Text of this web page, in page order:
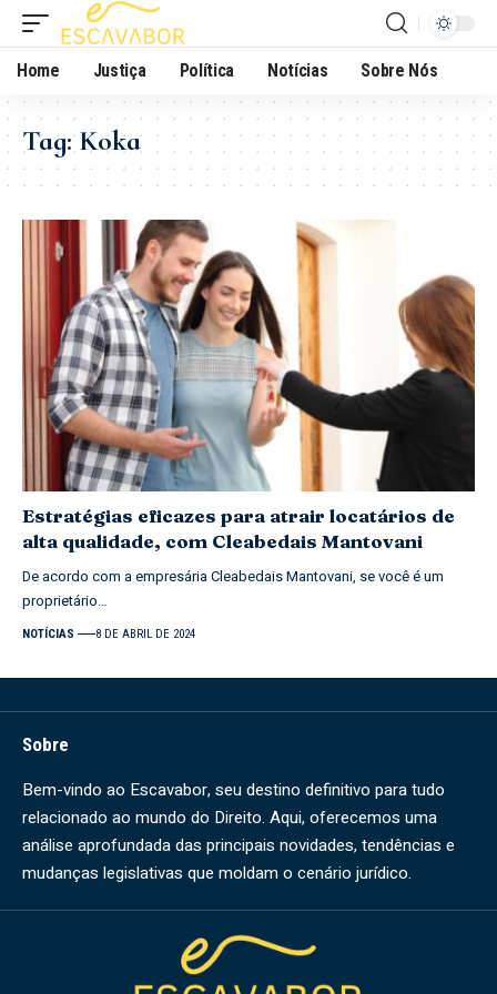
Home Justiça Política Notícias Sobre Nós
Tag:Koka
Estratégias eficazes para atrair locatários de
alta qualidade, com Cleabedais Mantovani
De acordo com a empresária Cleabedais Mantovani, se você é um
proprietário…
NOTÍCIAS 8 DE ABRIL DE 2024
Sobre
Bem-vindo ao Escavabor, seu destino definitivo para tudo
relacionado ao mundo do Direito. Aqui, oferecemos uma
análise aprofundada das principais novidades, tendências e
mudanças legislativas que moldam o cenário jurídico.